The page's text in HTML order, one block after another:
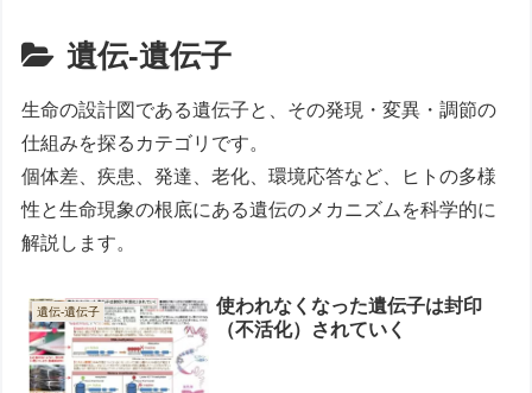
遺伝-遺伝子
生命の設計図である遺伝子と、その発現・変異・調節の
仕組みを探るカテゴリです。
個体差、疾患、発達、老化、環境応答など、ヒトの多様
性と生命現象の根底にある遺伝のメカニズムを科学的に
解説します。
遺伝-遺伝子
使われなくなった遺伝子は封印
（不活化）されていく